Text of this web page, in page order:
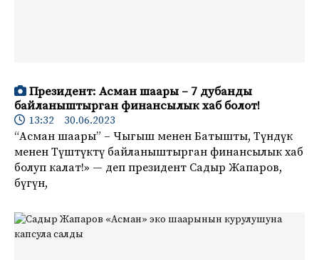
Президент: Асман шаары – 7 дубанды
байланыштырган финансылык хаб болот!
13:32 30.06.2023
“Асман шаары” – Чыгыш менен Батышты, Түндүк
менен Түштүктү байланыштырган финансылык хаб
болуп калат!» — деп президент Садыр Жапаров,
бүгүн,